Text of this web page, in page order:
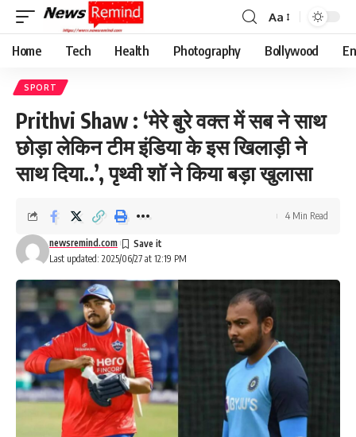
Font
Resizer
Aa
Home Tech Health Photography Bollywood
SPORT
Prithvi Shaw : ‘मेरे बुरे वक्त में सब ने साथ
छोड़ा लेकिन टीम इंडिया के इस खिलाड़ी ने
साथ दिया..’, पृथ्वी शॉ ने किया बड़ा खुलासा
Last updated: 2025/06/27 at 12:19 PM
newsremind.com
4 Min Read